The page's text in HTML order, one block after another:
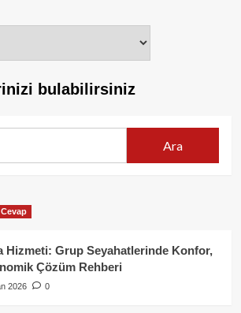
bulabilirsiniz
Cevap
Hizmeti: Grup Seyahatlerinde Konfor,
Çözüm Rehberi
2026 0